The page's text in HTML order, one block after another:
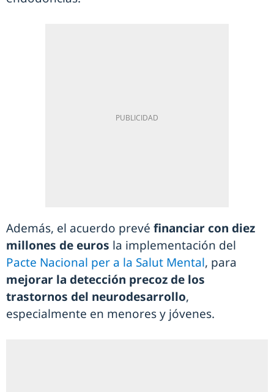
Además, el acuerdo prevé financiar con diez
millones de euros la implementación del
Pacte Nacional per a la Salut Mental, para
mejorar la detección precoz de los
trastornos del neurodesarrollo,
especialmente en menores y jóvenes.